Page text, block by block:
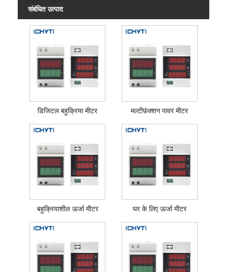
संबंधित उत्पाद
डिजिटल बहुक्रिया मीटर मल्टीफ़ंक्शन पावर मीटर
बहुक्रियाशील ऊर्जा मीटर घर के लिए ऊर्जा मीटर